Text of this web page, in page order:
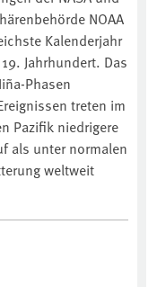
NOAA
Kalenderjahr
Jahrhundert. Das
Phasen
treten im
Pazifik niedrigere
als unter normalen
weltweit